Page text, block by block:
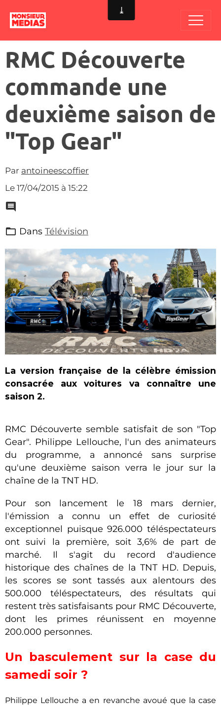
RMC Découverte
commande une
deuxième saison de
"Top Gear"
Par antoineescoffier
Le 17/04/2015 à 15:22
Dans Télévision
La version française de la célèbre émission
consacrée aux voitures va connaître une
saison 2.
RMC Découverte semble satisfait de son "Top
Gear". Philippe Lellouche, l'un des animateurs
du programme, a annoncé sans surprise
qu'une deuxième saison verra le jour sur la
chaîne de la TNT HD.
Pour son lancement le 18 mars dernier,
l'émission a connu un effet de curiosité
exceptionnel puisque 926.000 téléspectateurs
ont suivi la première, soit 3,6% de part de
marché. Il s'agit du record d'audience
historique des chaînes de la TNT HD. Depuis,
les scores se sont tassés aux alentours des
500.000 téléspectateurs, des résultats qui
restent très satisfaisants pour RMC Découverte,
dont les primes réunissent en moyenne
200.000 personnes.
Un basculement sur la case du
samedi soir ?
Philippe Lellouche a en revanche avoué que la case